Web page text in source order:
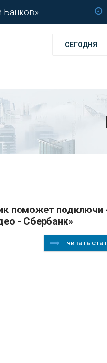
Банков»
СЕГОДНЯ
- Сбербанк»
читать